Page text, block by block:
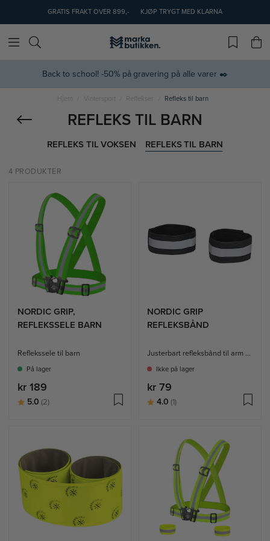
GRATIS FRAKT OVER 899,- KJØP TRYGT MED KLARNA
Back to school! -50% på gravering på alle varer ✒️
Hjem Vintersport Reflekser Refleks til barn
REFLEKS TIL BARN
REFLEKS TIL VOKSEN REFLEKS TIL BARN
4 PRODUKTER
NORDIC GRIP,
REFLEKSSELE BARN
Reflekssele til barn
På lager
kr 189
Karakter:
5.0 (2)av 5 mulige
NORDIC GRIP
REFLEKSBÅND
Justerbart refleksbånd til arm og bein
Ikke på lager
kr 79
Karakter:
4.0 (1)av 5 mulige